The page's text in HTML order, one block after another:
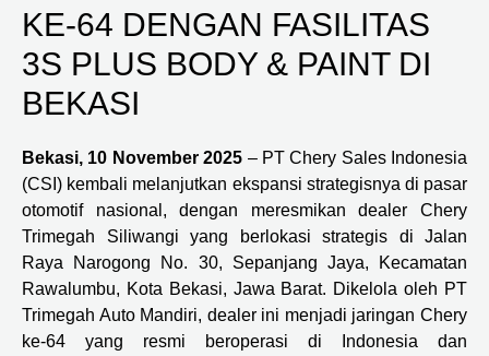
KE-64 DENGAN FASILITAS
3S PLUS BODY & PAINT DI
BEKASI
Bekasi, 10 November 2025 – PT Chery Sales Indonesia
(CSI) kembali melanjutkan ekspansi strategisnya di pasar
otomotif nasional, dengan meresmikan dealer Chery
Trimegah Siliwangi yang berlokasi strategis di Jalan
Raya Narogong No. 30, Sepanjang Jaya, Kecamatan
Rawalumbu, Kota Bekasi, Jawa Barat. Dikelola oleh PT
Trimegah Auto Mandiri, dealer ini menjadi jaringan Chery
ke-64 yang resmi beroperasi di Indonesia dan